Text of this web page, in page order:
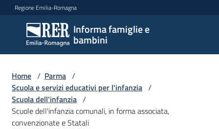
Vai al contenuto
Vai alla navigazione
Vai al footer
Regione Emilia-Romagna
Informa famiglie e
bambini
Informa
famiglie
e
bambini
Argomenti
Home / Parma /
Scuola e servizi educativi per l'infanzia /
Scuola dell'infanzia /
Scuole dell'infanzia comunali, in forma associata,
convenzionate e Statali